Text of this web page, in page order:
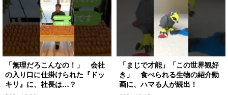
「無理だろこんなの！」 会社
の入り口に仕掛けられた『ドッ
キリ』に、社長は…？
「まじで才能」「この世界観好
き」 食べられる生物の紹介動
画に、ハマる人が続出！